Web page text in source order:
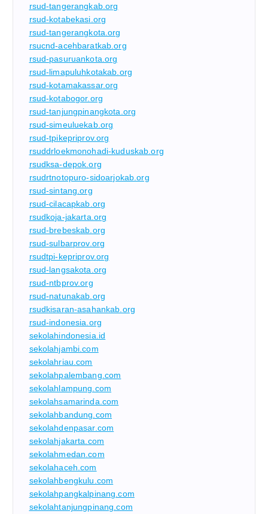
rsud-tangerangkab.org
rsud-kotabekasi.org
rsud-tangerangkota.org
rsucnd-acehbaratkab.org
rsud-pasuruankota.org
rsud-limapuluhkotakab.org
rsud-kotamakassar.org
rsud-kotabogor.org
rsud-tanjungpinangkota.org
rsud-simeuluekab.org
rsud-tpikepriprov.org
rsuddrloekmonohadi-kuduskab.org
rsudksa-depok.org
rsudrtnotopuro-sidoarjokab.org
rsud-sintang.org
rsud-cilacapkab.org
rsudkoja-jakarta.org
rsud-brebeskab.org
rsud-sulbarprov.org
rsudtpi-kepriprov.org
rsud-langsakota.org
rsud-ntbprov.org
rsud-natunakab.org
rsudkisaran-asahankab.org
rsud-indonesia.org
sekolahindonesia.id
sekolahjambi.com
sekolahriau.com
sekolahpalembang.com
sekolahlampung.com
sekolahsamarinda.com
sekolahbandung.com
sekolahdenpasar.com
sekolahjakarta.com
sekolahmedan.com
sekolahaceh.com
sekolahbengkulu.com
sekolahpangkalpinang.com
sekolahtanjungpinang.com